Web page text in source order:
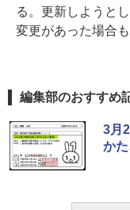
る。更新しようと
変更があった場合
編集部のおすすめ
3月
か